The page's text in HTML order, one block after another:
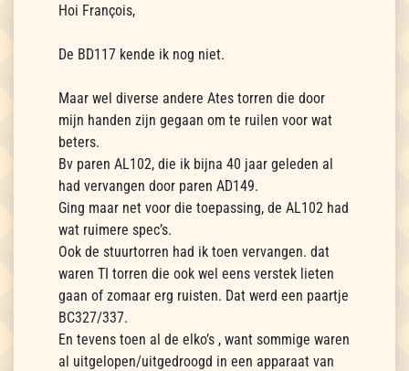
Hoi François,
De BD117 kende ik nog niet.
Maar wel diverse andere Ates torren die door
mijn handen zijn gegaan om te ruilen voor wat
beters.
Bv paren AL102, die ik bijna 40 jaar geleden al
had vervangen door paren AD149.
Ging maar net voor die toepassing, de AL102 had
wat ruimere spec’s.
Ook de stuurtorren had ik toen vervangen. dat
waren TI torren die ook wel eens verstek lieten
gaan of zomaar erg ruisten. Dat werd een paartje
BC327/337.
En tevens toen al de elko’s , want sommige waren
al uitgelopen/uitgedroogd in een apparaat van